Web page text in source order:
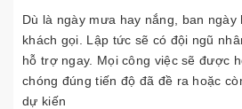
Dù là ngày mưa hay nắng, ban ngày
khách gọi. Lập tức sẽ có đội ngũ
hỗ trợ ngay. Mọi công việc sẽ được
chóng đúng tiến độ đã đề ra hoặc
dự kiến